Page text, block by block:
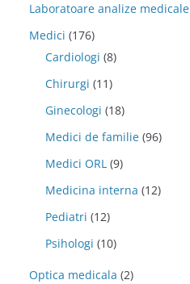
Laboratoare analize medicale
Medici (176)
Cardiologi (8)
Chirurgi (11)
Ginecologi (18)
Medici de familie (96)
Medici ORL (9)
Medicina interna (12)
Pediatri (12)
Psihologi (10)
Optica medicala (2)